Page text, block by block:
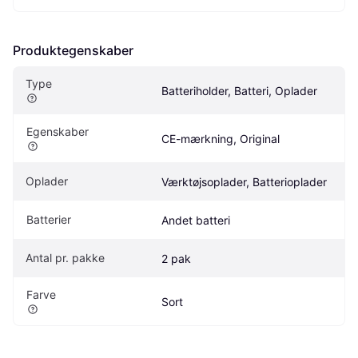
Produktegenskaber
Type
Batteriholder, Batteri, Oplader
Egenskaber
CE-mærkning, Original
Oplader Værktøjsoplader, Batterioplader
Batterier Andet batteri
Antal pr. pakke 2 pak
Farve
Sort